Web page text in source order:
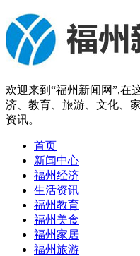
欢迎来到“福州新闻网”,在
济、教育、旅游、文化、
资讯。
首页
新闻中心
福州经济
生活资讯
福州教育
福州美食
福州家居
福州旅游